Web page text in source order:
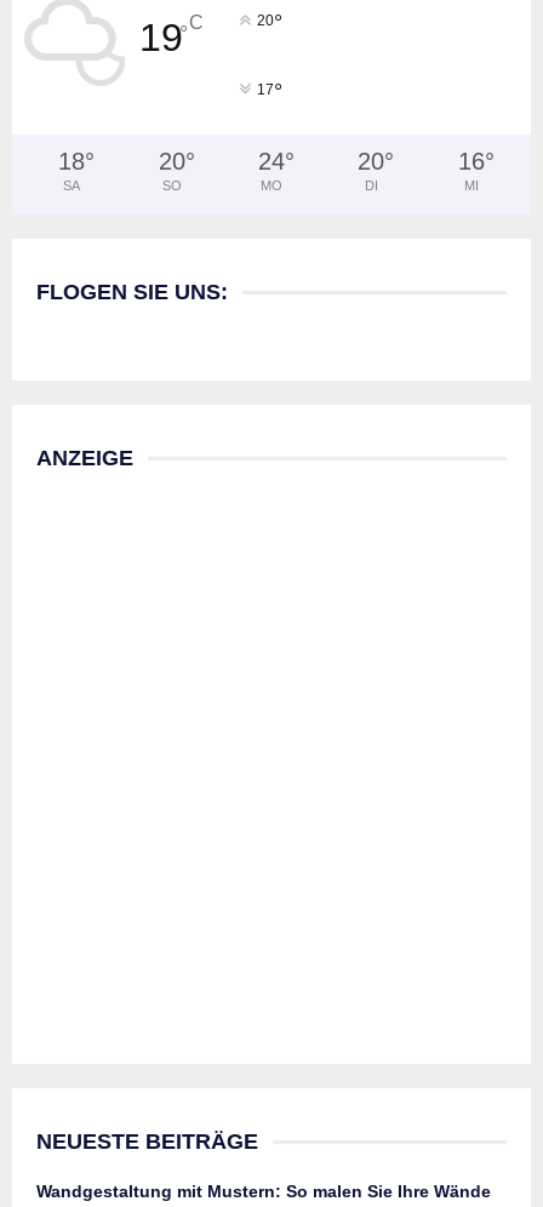
19°C 20°
17°
18°
SA
20°
SO
24°
MO
20°
DI
16°
MI
FLOGEN SIE UNS:
ANZEIGE
NEUESTE BEITRÄGE
Wandgestaltung mit Mustern: So malen Sie Ihre Wände